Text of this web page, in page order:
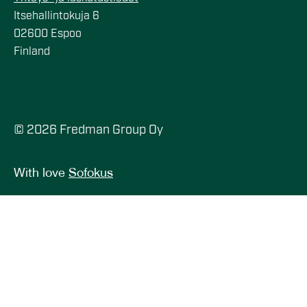
Itsehallintokuja 6
02600 Espoo
Finland
© 2026 Fredman Group Oy
With love Sofokus